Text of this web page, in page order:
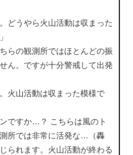
どうやら火山活動は収まった
らの観測所ではほとんどの振
ん。ですが十分警戒して出発
火山活動は収まった模様で
ですか…？ こちらは風のト
所では非常に活発な…（轟
られます。火山活動が終わる